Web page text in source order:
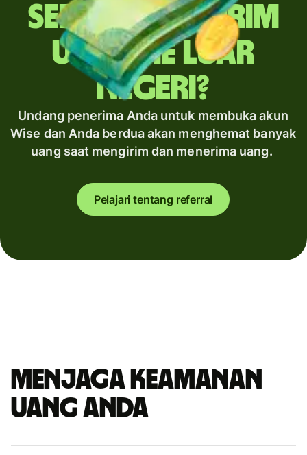
Sering mengirim
uang ke luar
negeri?
Undang penerima Anda untuk membuka akun
Wise dan Anda berdua akan menghemat banyak
uang saat mengirim dan menerima uang.
Pelajari tentang referral
Menjaga keamanan
uang Anda